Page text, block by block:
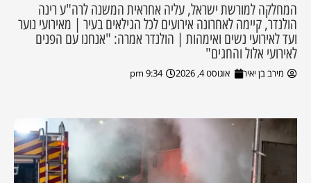
המחלקה למורשת ישראל, עליה אחראית המשנה לרה"ע רינה
הולנדר, קיימה לאחרונה אירועים לכל הגילאים בעיר | מאירועי נוער
ועד לאירועי נשים ואימהות | הולנדר אמרה: "אנחנו עם הפנים
לאירועי אלול והחגים"
מירב בן יאיר אוגוסט 4, 2026 9:34 pm